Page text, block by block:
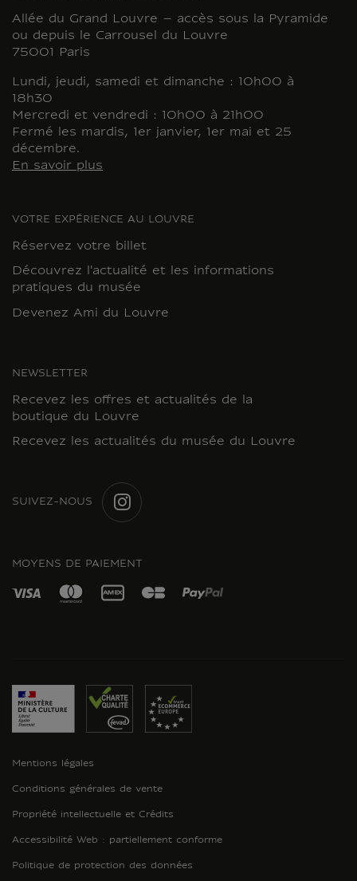
Allée du Grand Louvre – accès sous la Pyramide
ou depuis le Carrousel du Louvre
75001 Paris
Lundi, jeudi, samedi et dimanche : 10h00 à
18h30
Mercredi et vendredi : 10h00 à 21h00
Fermé les mardis, 1er janvier, 1er mai et 25
décembre.
En savoir plus
VOTRE EXPÉRIENCE AU LOUVRE
Réservez votre billet
Découvrez l'actualité et les informations
pratiques du musée
Devenez Ami du Louvre
NEWSLETTER
Recevez les offres et actualités de la
boutique du Louvre
Recevez les actualités du musée du Louvre
SUIVEZ-NOUS
MOYENS DE PAIEMENT
Mentions légales
Conditions générales de vente
Propriété intellectuelle et Crédits
Accessibilité Web : partiellement conforme
Politique de protection des données